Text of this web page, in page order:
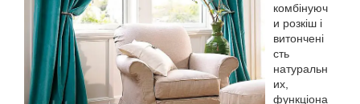
комбінуюч
и розкіш і
витончені
сть
натуральн
их,
функціона